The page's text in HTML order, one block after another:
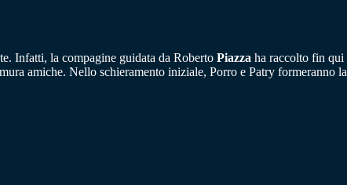
Infatti, la compagine guidata da Roberto Piazza ha raccolto fin qui
amiche. Nello schieramento iniziale, Porro e Patry formeranno la